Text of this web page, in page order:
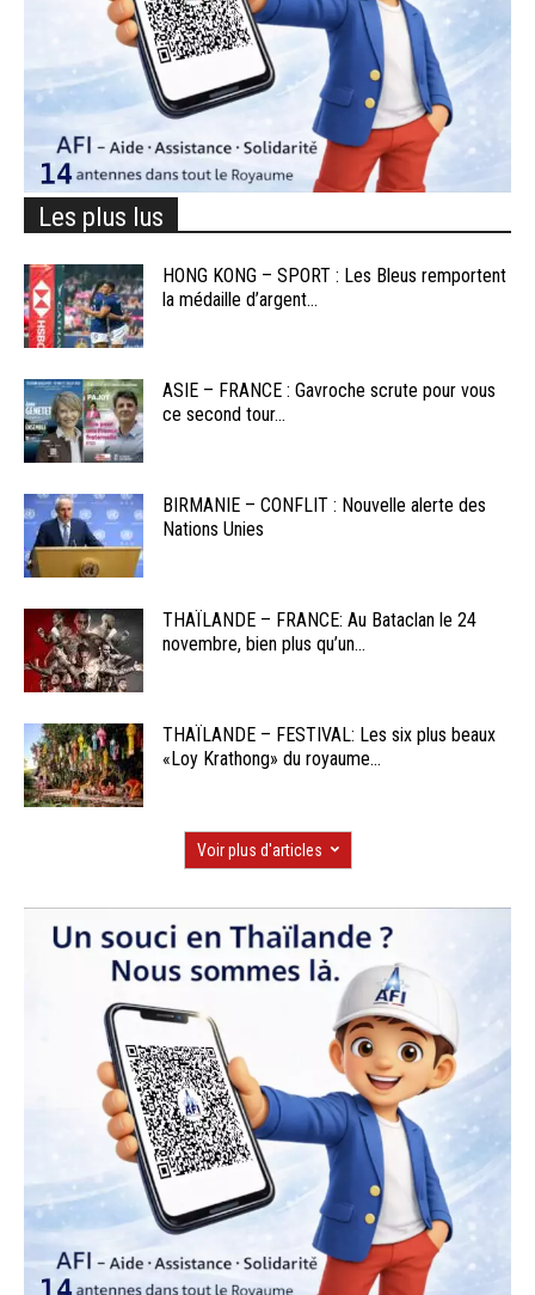
Les plus lus
HONG KONG – SPORT : Les Bleus remportent
la médaille d’argent...
ASIE – FRANCE : Gavroche scrute pour vous
ce second tour...
BIRMANIE – CONFLIT : Nouvelle alerte des
Nations Unies
THAÏLANDE – FRANCE: Au Bataclan le 24
novembre, bien plus qu’un...
THAÏLANDE – FESTIVAL: Les six plus beaux
«Loy Krathong» du royaume...
Voir plus d'articles